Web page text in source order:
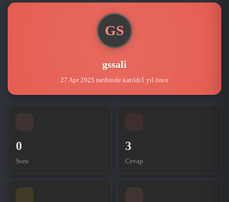
GS
gssali
27 Apr 2025 tarihinde katıldı1 yıl önce
0
Soru
3
Cevap